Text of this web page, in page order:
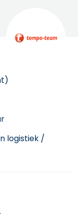
logistiek /